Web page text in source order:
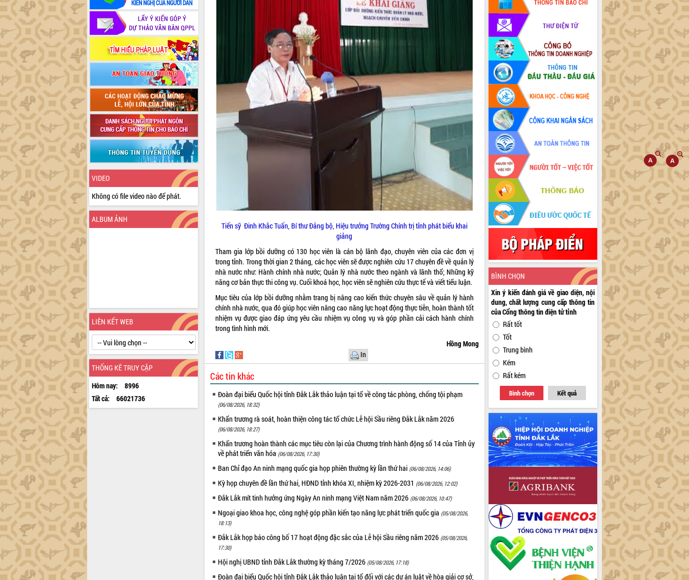
VIDEO
Không có file video nào để phát.
ALBUM ẢNH
LIÊN KẾT WEB
THỐNG KÊ TRUY CẬP
Hôm nay:
8996
Tất cả:
66021736
Tiến sỹ Đinh Khắc Tuấn, Bí thư Đảng bộ, Hiệu trưởng Trường Chính trị tỉnh phát biểu khai
giảng
Tham gia lớp bồi dưỡng có 130 học viên là cán bộ lãnh đạo, chuyên viên của các đơn vị
trong tỉnh. Trong thời gian 2 tháng, các học viên sẽ được nghiên cứu 17 chuyên đề về quản lý
nhà nước như: Hành chính nhà nước; Quản lý nhà nước theo ngành và lãnh thổ; Những kỹ
năng cơ bản thực thi công vụ. Cuối khoá học, học viên sẽ nghiên cứu thực tế và viết tiểu luận.
Mục tiêu của lớp bồi dưỡng nhằm trang bị nâng cao kiến thức chuyên sâu về quản lý hành
chính nhà nước, qua đó giúp học viên nâng cao năng lực hoạt động thực tiễn, hoàn thành tốt
nhiệm vụ được giao đáp ứng yêu cầu nhiệm vụ công vụ và góp phần cải cách hành chính
trong tình hình mới.
Hồng Mong
In
Các tin khác
Đoàn đại biểu Quốc hội tỉnh Đắk Lắk thảo luận tại tổ về công tác phòng, chống tội phạm
(06/08/2026, 18:32)
Khẩn trương rà soát, hoàn thiện công tác tổ chức Lễ hội Sầu riêng Đắk Lắk năm 2026
(06/08/2026, 18:27)
Khẩn trương hoàn thành các mục tiêu còn lại của Chương trình hành động số 14 của Tỉnh ủy
về phát triển văn hóa (06/08/2026, 17:30)
Ban Chỉ đạo An ninh mạng quốc gia họp phiên thường kỳ lần thứ hai (06/08/2026, 14:06)
Kỳ họp chuyên đề lần thứ hai, HĐND tỉnh khóa XI, nhiệm kỳ 2026-2031 (06/08/2026, 12:02)
Đắk Lắk mít tinh hưởng ứng Ngày An ninh mạng Việt Nam năm 2026 (06/08/2026, 10:47)
Ngoại giao khoa học, công nghệ góp phần kiến tạo năng lực phát triển quốc gia (05/08/2026,
18:13)
Đắk Lắk họp báo công bố 17 hoạt động đặc sắc của Lễ hội Sầu riêng năm 2026 (05/08/2026,
17:30)
Hội nghị UBND tỉnh Đắk Lắk thường kỳ tháng 7/2026 (05/08/2026, 17:18)
Đoàn đại biểu Quốc hội tỉnh Đắk Lắk thảo luận tại tổ đối với các dự án luật về hòa giải cơ sở,
BÌNH CHỌN
Xin ý kiến đánh giá về giao diện, nội
dung, chất lượng cung cấp thông tin
của Cổng thông tin điện tử tỉnh
Rất tốt
Tốt
Trung bình
Kém
Rất kém
Bình chọn Kết quả